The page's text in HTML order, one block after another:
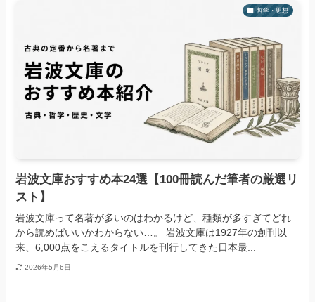
哲学・思想
岩波文庫おすすめ本24選【100冊読んだ筆者の厳選リ
スト】
岩波文庫って名著が多いのはわかるけど、種類が多すぎてどれ
から読めばいいかわからない…。 岩波文庫は1927年の創刊以
来、6,000点をこえるタイトルを刊行してきた日本最...
2026年5月6日